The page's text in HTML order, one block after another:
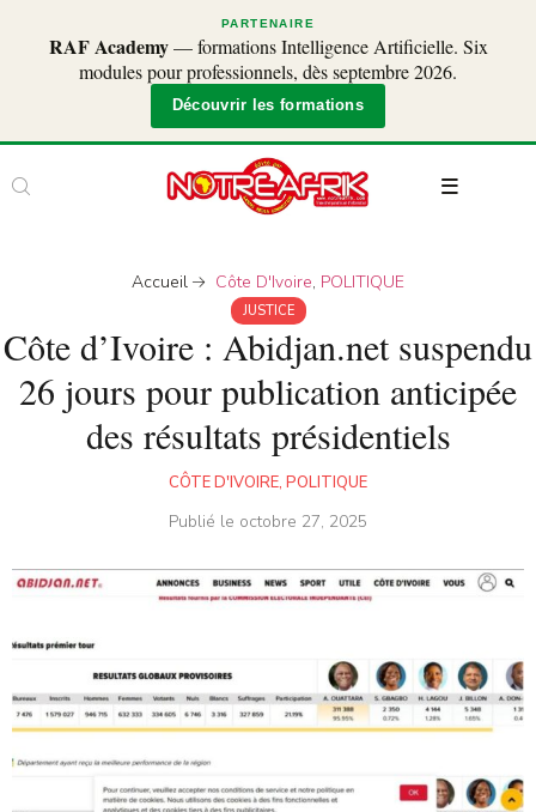
PARTENAIRE
RAF Academy— formations Intelligence Artificielle. Six
modules pour professionnels, dès septembre 2026.
Découvrir les formations
Accueil Côte D'Ivoire, POLITIQUE
JUSTICE
Côte d’Ivoire : Abidjan.net suspendu
26 jours pour publication anticipée
des résultats présidentiels
CÔTE D'IVOIRE, POLITIQUE
Publié le octobre 27, 2025